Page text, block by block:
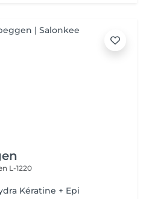
L-1220
Kératine + Epi